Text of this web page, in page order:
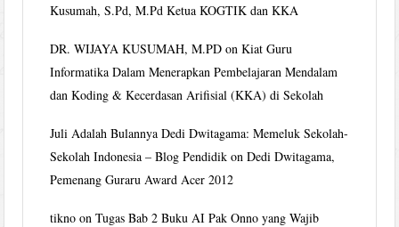
Kusumah, S.Pd, M.Pd Ketua KOGTIK dan KKA
DR. WIJAYA KUSUMAH, M.PD onKiat Guru
Informatika Dalam Menerapkan Pembelajaran Mendalam
dan Koding & Kecerdasan Arifisial (KKA) di Sekolah
Juli Adalah Bulannya Dedi Dwitagama: Memeluk Sekolah-
Sekolah Indonesia – Blog Pendidik onDedi Dwitagama,
Pemenang Guraru Award Acer 2012
tikno onTugas Bab 2 Buku AI Pak Onno yang Wajib